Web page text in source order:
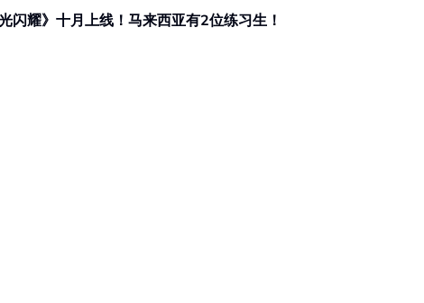
闪耀》十月上线！马来西亚有2位练习生！